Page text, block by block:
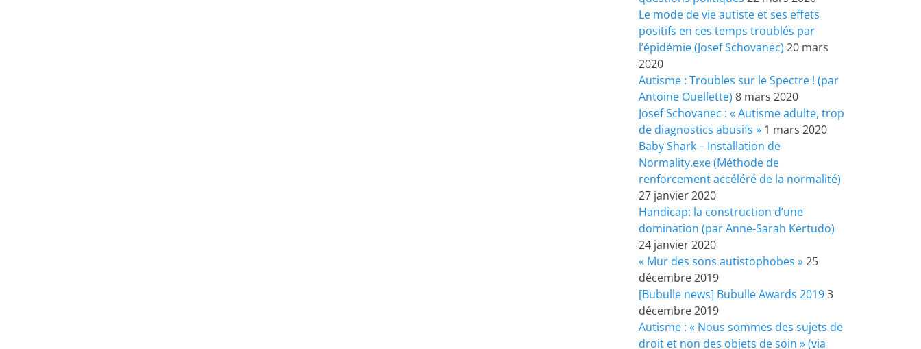
Le mode de vie autiste et ses effets
positifs en ces temps troublés par
l’épidémie (Josef Schovanec) 20 mars
2020
Autisme : Troubles sur le Spectre ! (par
Antoine Ouellette) 8 mars 2020
Josef Schovanec : « Autisme adulte, trop
de diagnostics abusifs » 1 mars 2020
Baby Shark – Installation de
Normality.exe (Méthode de
renforcement accéléré de la normalité)
27 janvier 2020
Handicap: la construction d’une
domination (par Anne-Sarah Kertudo)
24 janvier 2020
« Mur des sons autistophobes »25
décembre 2019
[Bubulle news] Bubulle Awards 20193
décembre 2019
Autisme : « Nous sommes des sujets de
droit et non des objets de soin » (via